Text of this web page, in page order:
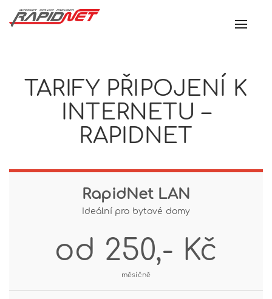
TARIFY PŘIPOJENÍ K
INTERNETU –
RAPIDNET
RapidNet LAN
Ideální pro bytové domy
od 250,- Kč
měsíčně